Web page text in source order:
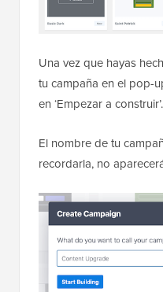
Una vez que hayas
tu campaña en el pop-
en ‘Empezar a construir’.
El nombre de tu
recordarla, no